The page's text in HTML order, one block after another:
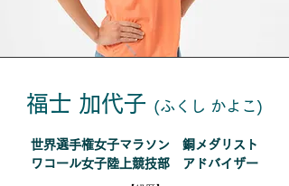
福士 加代子 (ふくし かよこ)
世界選手権女子マラソン 銅メダリスト
​ワコール女子陸上競技部 アドバイザー